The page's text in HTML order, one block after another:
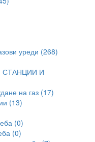
уреди (268)
СТАНЦИИ И
на газ (17)
(13)
(0)
(0)